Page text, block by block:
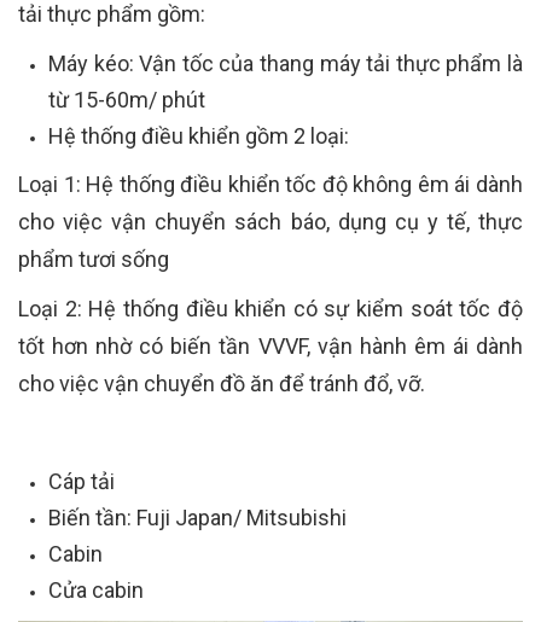
tải thực phẩm gồm:
Máy kéo: Vận tốc của thang máy tải thực phẩm là
từ 15-60m/ phút
Hệ thống điều khiển gồm 2 loại:
Loại 1: Hệ thống điều khiển tốc độ không êm ái dành
cho việc vận chuyển sách báo, dụng cụ y tế, thực
phẩm tươi sống
Loại 2: Hệ thống điều khiển có sự kiểm soát tốc độ
tốt hơn nhờ có biến tần VVVF, vận hành êm ái dành
cho việc vận chuyển đồ ăn để tránh đổ, vỡ.
Cáp tải
Biến tần: Fuji Japan/ Mitsubishi
Cabin
Cửa cabin